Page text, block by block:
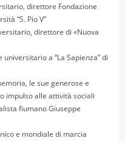
direttore Fondazione
“S. Pio V”
direttore di «Nuova
universitario a “La Sapienza” di
le sue generose e
impulso alle attività sociali
fiumano Giuseppe
e mondiale di marcia